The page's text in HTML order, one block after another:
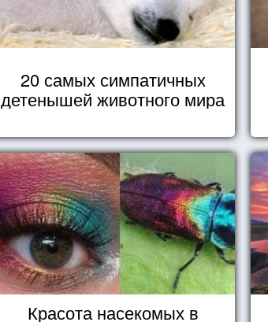
20 самых симпатичных
детенышей животного мира
Красота насекомых в